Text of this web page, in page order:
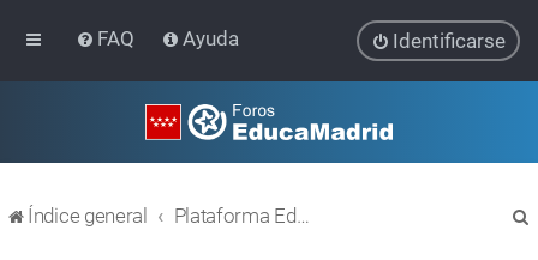
FAQ Ayuda Identificarse
Índice general Plataforma Educativa EducaMadrid